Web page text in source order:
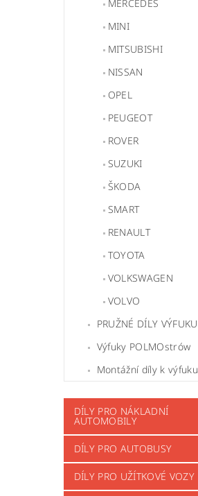
MERCEDES
MINI
MITSUBISHI
NISSAN
OPEL
PEUGEOT
ROVER
SUZUKI
ŠKODA
SMART
RENAULT
TOYOTA
VOLKSWAGEN
VOLVO
PRUŽNÉ DÍLY VÝFUKU
Výfuky POLMOstrów
Montážní díly k výfuku
DÍLY PRO NÁKLADNÍ
AUTOMOBILY
DÍLY PRO AUTOBUSY
DÍLY PRO UŽÍTKOVÉ VOZY